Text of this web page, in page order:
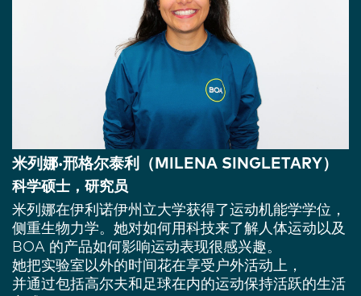
米列娜·邢格尔泰利（MILENA SINGLETARY）
科学硕士，研究员
米列娜在伊利诺伊州立大学获得了运动机能学学位，
侧重生物力学。她对如何用科技来了解人体运动以及
BOA 的产品如何影响运动表现很感兴趣。
她把实验室以外的时间花在享受户外活动上，
并通过包括高尔夫和足球在内的运动保持活跃的生活